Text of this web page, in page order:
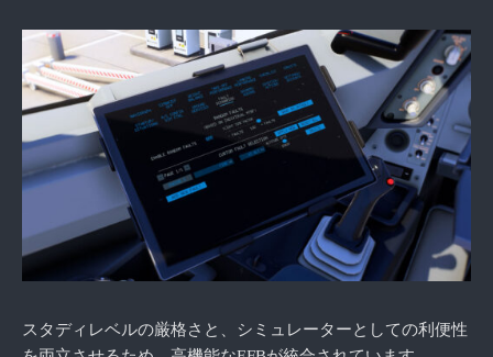
スタディレベルの厳格さと、シミュレーターとしての利便性